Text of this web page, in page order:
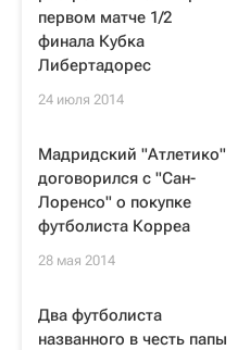
первом матче 1/2
финала Кубка
Либертадорес
24 июля 2014
Мадридский "Атлетико"
договорился с "Сан-
Лоренсо" о покупке
футболиста Корреа
28 мая 2014
Два футболиста
названного в честь папы